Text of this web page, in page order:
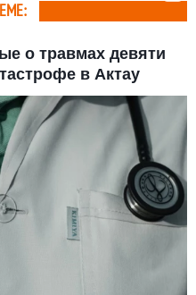
о травмах девяти
в Актау